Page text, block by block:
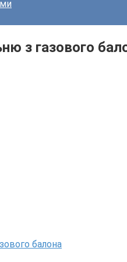
з газового